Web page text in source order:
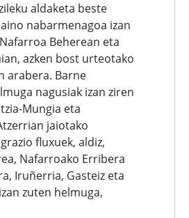
aldaketa beste
nabarmenagoa izan
Beherean eta
azken bost urteotako
arabera. Barne
nagusiak izan ziren
Mungia eta
jaiotako
fluxuek, aldiz,
Nafarroako Erribera
Iruñerria, Gasteiz eta
zuten helmuga,